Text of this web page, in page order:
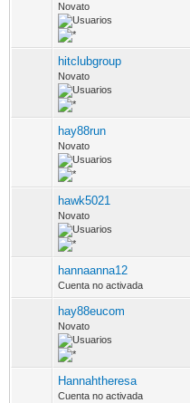
Novato
hitclubgroup
Novato
hay88run
Novato
hawk5021
Novato
hannaanna12
Cuenta no activada
hay88eucom
Novato
Hannahtheresa
Cuenta no activada